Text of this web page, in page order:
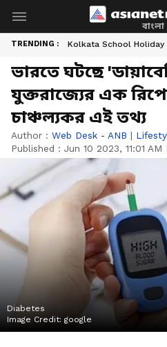
বাংলা
TRENDING : Kolkata School Holiday
ভারতে ঘটছে
যুক্তরাজ্যের এক
চাঞ্চল্যকর এই তথ্য
Author : Web Desk - ANB |
Published : Jun 10 2023, 11:01 AM
Diabetes
Image Credit: google